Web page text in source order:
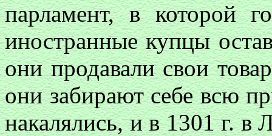
парламент, в которой
иностранные купцы
они продавали свои
они забирают себе всю
накалялись, и в 1301 г. в